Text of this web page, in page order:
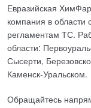
Евразийская
компания в
регламентам ТС.
области:
Сысерти,
Каменск-Уральском.
Обращайтесь